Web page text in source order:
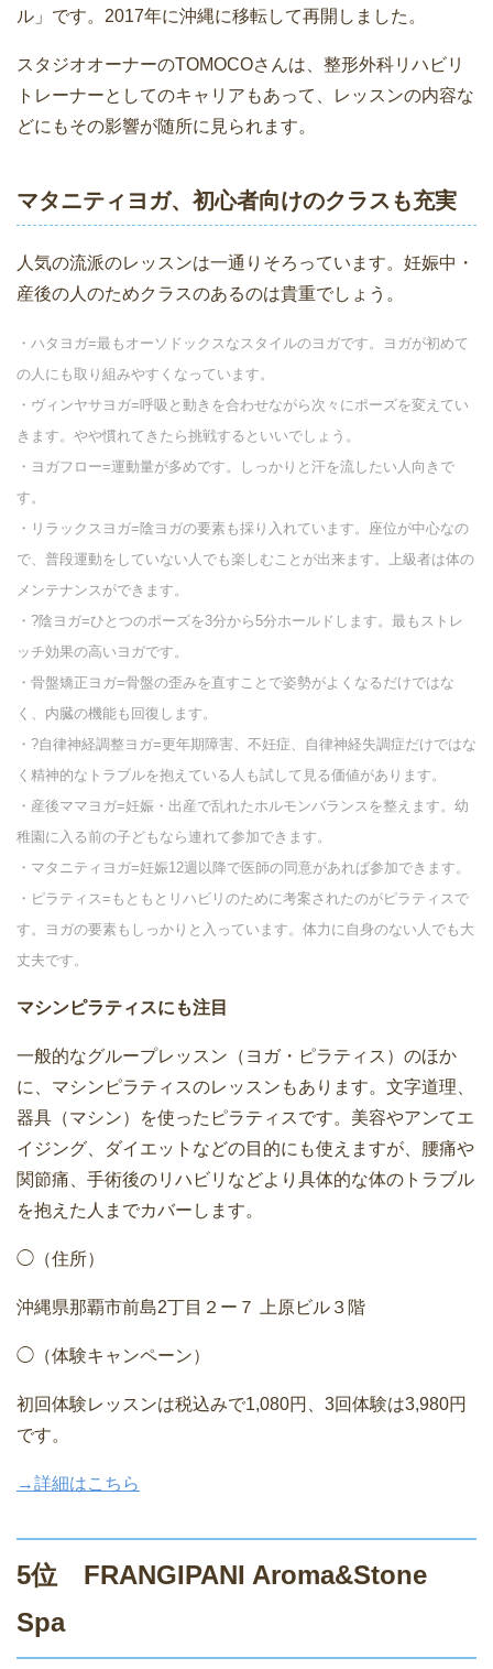
ル」です。2017年に沖縄に移転して再開しました。
スタジオオーナーのTOMOCOさんは、整形外科リハビリ
トレーナーとしてのキャリアもあって、レッスンの内容な
どにもその影響が随所に見られます。
マタニティヨガ、初心者向けのクラスも充実
人気の流派のレッスンは一通りそろっています。妊娠中・
産後の人のためクラスのあるのは貴重でしょう。
・ハタヨガ=最もオーソドックスなスタイルのヨガです。ヨガが初めて
の人にも取り組みやすくなっています。
・ヴィンヤサヨガ=呼吸と動きを合わせながら次々にポーズを変えてい
きます。やや慣れてきたら挑戦するといいでしょう。
・ヨガフロー=運動量が多めです。しっかりと汗を流したい人向きで
す。
・リラックスヨガ=陰ヨガの要素も採り入れています。座位が中心なの
で、普段運動をしていない人でも楽しむことが出来ます。上級者は体の
メンテナンスができます。
・?陰ヨガ=ひとつのポーズを3分から5分ホールドします。最もストレ
ッチ効果の高いヨガです。
・骨盤矯正ヨガ=骨盤の歪みを直すことで姿勢がよくなるだけではな
く、内臓の機能も回復します。
・?自律神経調整ヨガ=更年期障害、不妊症、自律神経失調症だけではな
く精神的なトラブルを抱えている人も試して見る価値があります。
・産後ママヨガ=妊娠・出産で乱れたホルモンバランスを整えます。幼
稚園に入る前の子どもなら連れて参加できます。
・マタニティヨガ=妊娠12週以降で医師の同意があれば参加できます。
・ピラティス=もともとリハビリのために考案されたのがピラティスで
す。ヨガの要素もしっかりと入っています。体力に自身のない人でも大
丈夫です。
マシンピラティスにも注目
一般的なグループレッスン（ヨガ・ピラティス）のほか
に、マシンピラティスのレッスンもあります。文字道理、
器具（マシン）を使ったピラティスです。美容やアンてエ
イジング、ダイエットなどの目的にも使えますが、腰痛や
関節痛、手術後のリハビリなどより具体的な体のトラブル
を抱えた人までカバーします。
◯（住所）
沖縄県那覇市前島2丁目２ー７ 上原ビル３階
◯（体験キャンペーン）
初回体験レッスンは税込みで1,080円、3回体験は3,980円
です。
→詳細はこちら
5位 FRANGIPANI Aroma&Stone
Spa